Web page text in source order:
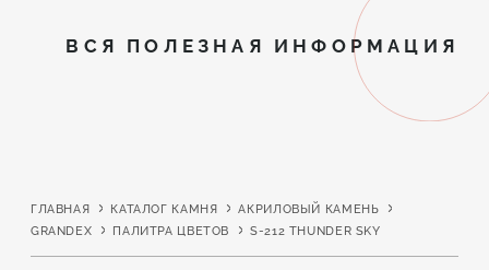
ВСЯ ПОЛЕЗНАЯ ИНФОРМАЦИЯ
ГЛАВНАЯ КАТАЛОГ КАМНЯ
АКРИЛОВЫЙ КАМЕНЬ
GRANDEX
ПАЛИТРА ЦВЕТОВ S-212 THUNDER SKY